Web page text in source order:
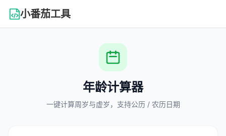
小番茄工具
年龄计算器
一键计算周岁与虚岁，支持公历 / 农历日期